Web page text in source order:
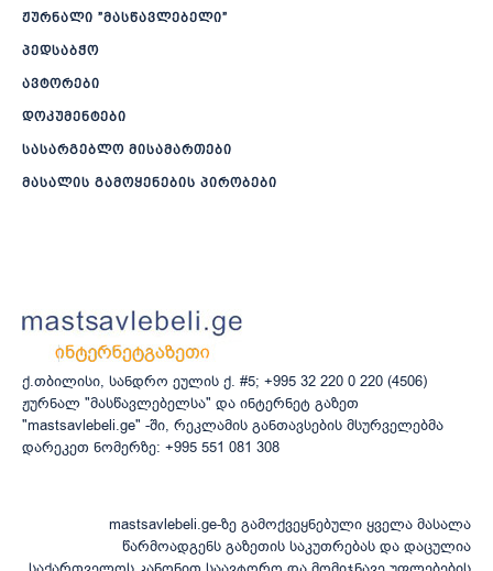
ჟურნალი ”მასწავლებელი”
პედსაბჭო
ავტორები
დოკუმენტები
სასარგებლო მისამართები
მასალის გამოყენების პირობები
ქ.თბილისი, სანდრო ეულის ქ. #5; +995 32 220 0 220 (4506)
ჟურნალ "მასწავლებელსა" და ინტერნეტ გაზეთ
"mastsavlebeli.ge" -ში, რეკლამის განთავსების მსურველებმა
დარეკეთ ნომერზე: +995 551 081 308
mastsavlebeli.ge-ზე გამოქვეყნებული ყველა მასალა
წარმოადგენს გაზეთის საკუთრებას და დაცულია